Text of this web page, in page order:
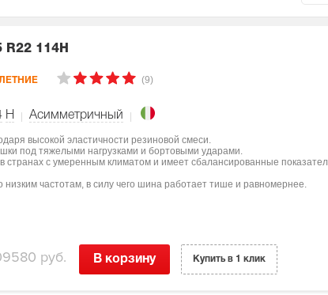
R22 114H
(9)
H Асимметричный
высокой эластичности резиновой смеси.
под тяжелыми нагрузками и бортовыми ударами.
странах с умеренным климатом и имеет сбалансированные
частотам, в силу чего шина работает тише и равномернее.
руб. В корзину Купить в 1 клик